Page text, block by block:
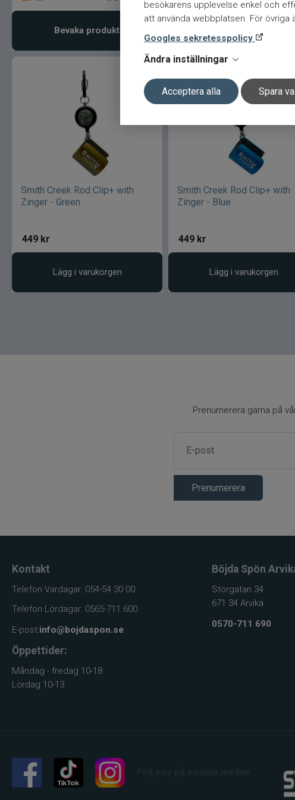
besökarens upplevelse enkel och
att använda webbplatsen. För övriga
Googles sekretesspolicy
Ändra inställningar
Acceptera alla Spara
Bevaka produkt
Smith Creek Rod Clip+ with
Zinger - Green
449 kr
Lägg i varukorgen
Smith Creek Rod Clip+ with
Zinger - Blue
449 kr
Lägg i varukorgen
Prenumerera gärna på
Prenumerera
Kontakt
Telefon Vardagar: 054-54 30 00
Telefon Lördagar: 0565-711 600
E-post:info@bojdaspon.se
Öppettider:
Måndag - fredag 10-18
Lördag 10-13
Böjda Spön
Storgatan 34
671 34 Arvika
0570-711 690